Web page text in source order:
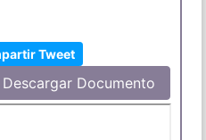
Tweet
Documento